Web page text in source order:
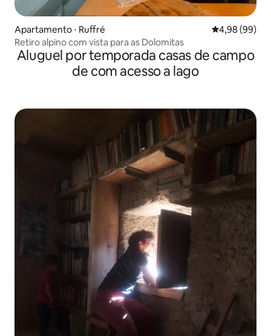
Apartamento ⋅ Ruffré 4,98 de uma
4,98 (99)
Retiro alpino com vista para as Dolomitas
Aluguel por temporada casas de campo
de com acesso a lago